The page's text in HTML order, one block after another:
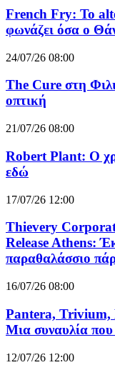
French Fry: Το
φωνάζει όσα ο
24/07/26 08:00
The Cure στη
οπτική
21/07/26 08:00
Robert Plant: Ο
εδώ
17/07/26 12:00
Thievery
Release Athens:
παραθαλάσσιο
16/07/26 08:00
Pantera, Trivium,
Μια συναυλία που
12/07/26 12:00